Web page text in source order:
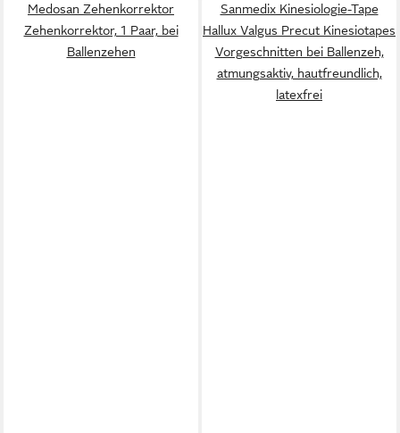
Medosan Zehenkorrektor
Zehenkorrektor, 1 Paar, bei
Ballenzehen
Sanmedix Kinesiologie-Tape
Hallux Valgus Precut Kinesiotapes
Vorgeschnitten bei Ballenzeh,
atmungsaktiv, hautfreundlich,
latexfrei